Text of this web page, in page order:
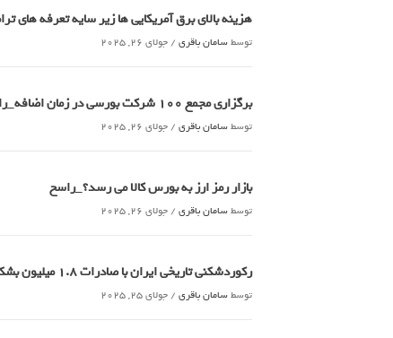
هزینه بالای برق آمریکایی ها زیر سایه تعرفه
توسطسامان باقری / جولای 26, 2025
برگزاری مجمع 100 شرکت بورسی در زمان اضافه_راسخ
توسطسامان باقری / جولای 26, 2025
بازار رمز ارز به بورس کالا می رسد؟_راسخ
توسطسامان باقری / جولای 26, 2025
رکوردشکنی تاریخی ایران با صادرات 1.8 میلیون بشکه ای نفت خام_راسخ
توسطسامان باقری / جولای 25, 2025